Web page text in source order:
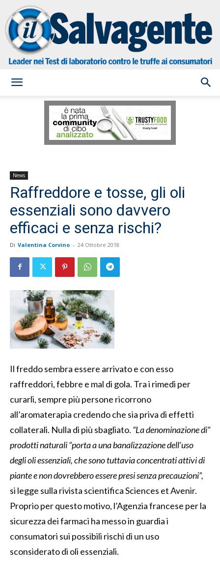
Salvagente
News
Raffreddore e tosse, gli oli
essenziali sono davvero
efficaci e senza rischi?
Di Valentina Corvino - 24 Ottobre 2018
Il freddo sembra essere arrivato e con esso
raffreddori, febbre e mal di gola. Tra i rimedi per
curarli, sempre più persone ricorrono
all’aromaterapia credendo che sia priva di effetti
collaterali. Nulla di più sbagliato. “La denominazione di”
prodotti naturali “porta a una banalizzazione dell’uso
degli oli essenziali, che sono tuttavia concentrati attivi di
piante e non dovrebbero essere presi senza precauzioni”,
si legge sulla rivista scientifica Sciences et Avenir.
Proprio per questo motivo, l’Agenzia francese per la
sicurezza dei farmaci ha messo in guardia i
consumatori sui possibili rischi di un uso
sconsiderato di oli essenziali.